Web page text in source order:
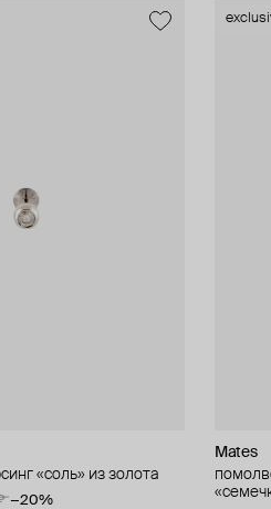
«соль» из золота
−20%
Mates